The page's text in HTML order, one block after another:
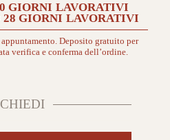
GIORNI LAVORATIVI
28 GIORNI LAVORATIVI
appuntamento. Deposito gratuito per
verifica e conferma dell’ordine.